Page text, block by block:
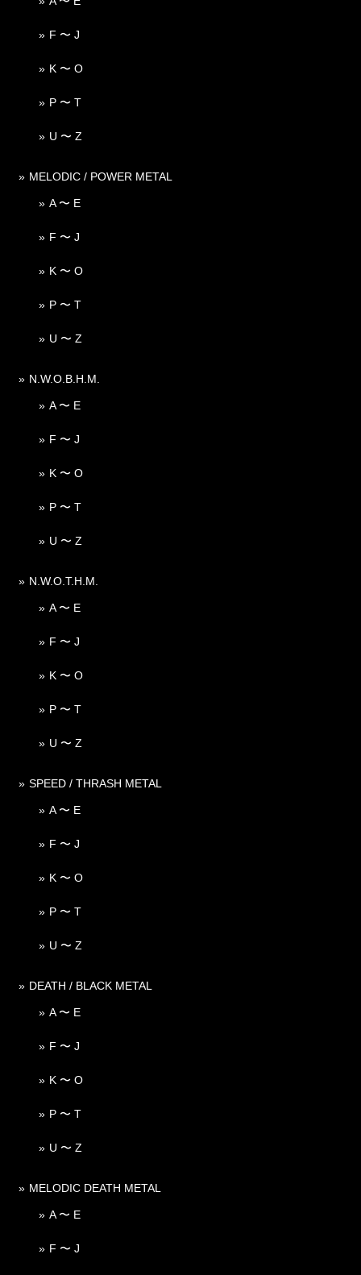
F 〜 J
K 〜 O
P 〜 T
U 〜 Z
MELODIC / POWER METAL
A 〜 E
F 〜 J
K 〜 O
P 〜 T
U 〜 Z
N.W.O.B.H.M.
A 〜 E
F 〜 J
K 〜 O
P 〜 T
U 〜 Z
N.W.O.T.H.M.
A 〜 E
F 〜 J
K 〜 O
P 〜 T
U 〜 Z
SPEED / THRASH METAL
A 〜 E
F 〜 J
K 〜 O
P 〜 T
U 〜 Z
DEATH / BLACK METAL
A 〜 E
F 〜 J
K 〜 O
P 〜 T
U 〜 Z
MELODIC DEATH METAL
A 〜 E
F 〜 J